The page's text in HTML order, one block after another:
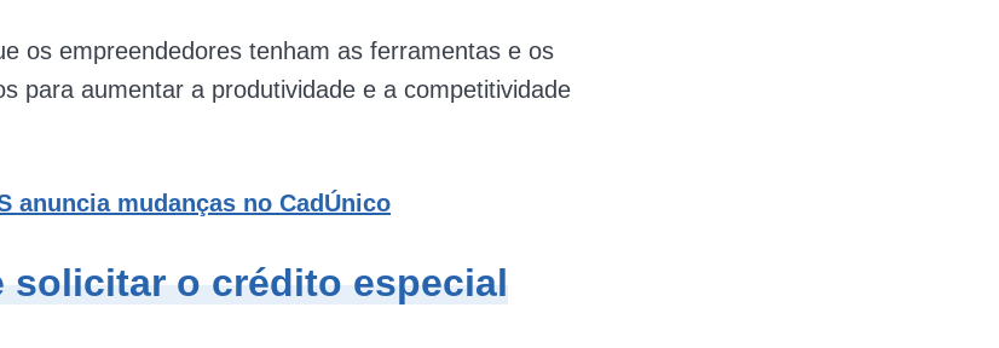
os empreendedores tenham as ferramentas e os
para aumentar a produtividade e a competitividade
anuncia mudanças no CadÚnico
solicitar o crédito especial